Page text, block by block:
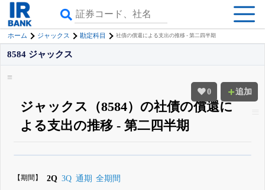
ホーム ジャックス 勘定科目 社債の償還による支出の推移 - 第二四半期
0 追加
8584 ジャックス
ジャックス（8584）の社債の償還に
よる支出の推移 - 第二四半期
詳しく見られる無料でβ版をはじめる
【期間】 2Q 3Q 通期 全期間